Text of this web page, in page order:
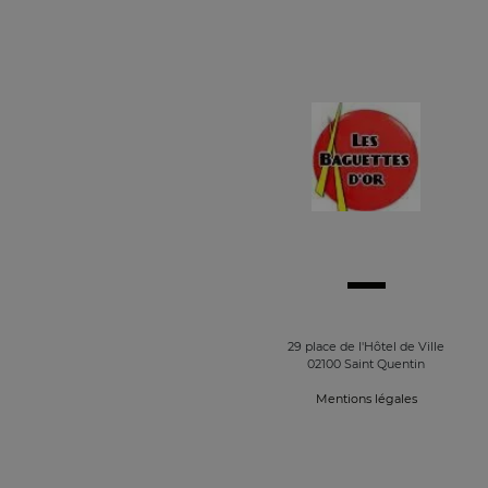
29 place de l'Hôtel de Ville
02100 Saint Quentin
Mentions légales